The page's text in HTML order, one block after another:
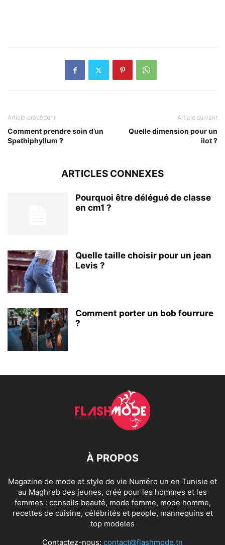
Article précédent
Comment prendre soin d’un
Spathiphyllum ?
Article suivant
Quelle dimension pour un
ilot ?
ARTICLES CONNEXES
Pourquoi être délégué de classe
en cm1 ?
Quelle taille choisir pour un jean
Levis ?
Comment porter un bob fourrure
?
À PROPOS
Magazine de mode et style de vie Numéro un en Tunisie et
au Maghreb des jeunes, créé pour les hommes et les
femmes : conseils beauté, mode femme, mode homme,
recettes de cuisine, célébrités et people, mannequins et
top modeles
Contactez-nous: contact@flashmode.tn